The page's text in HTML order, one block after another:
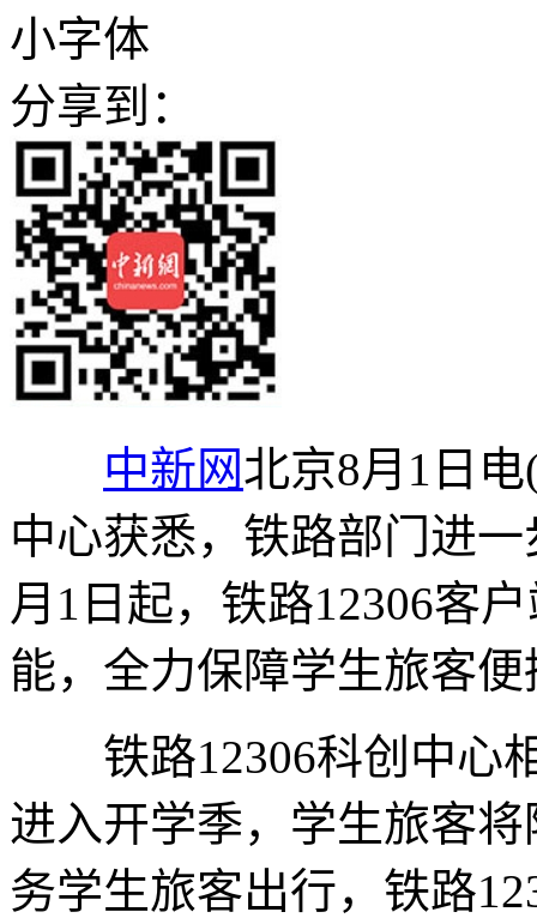
小字体
分享到：
中新网北京8月1日
中心获悉，铁路部门进
月1日起，铁路12306客
能，全力保障学生旅客
铁路12306科创中心
进入开学季，学生旅客
务学生旅客出行，铁路